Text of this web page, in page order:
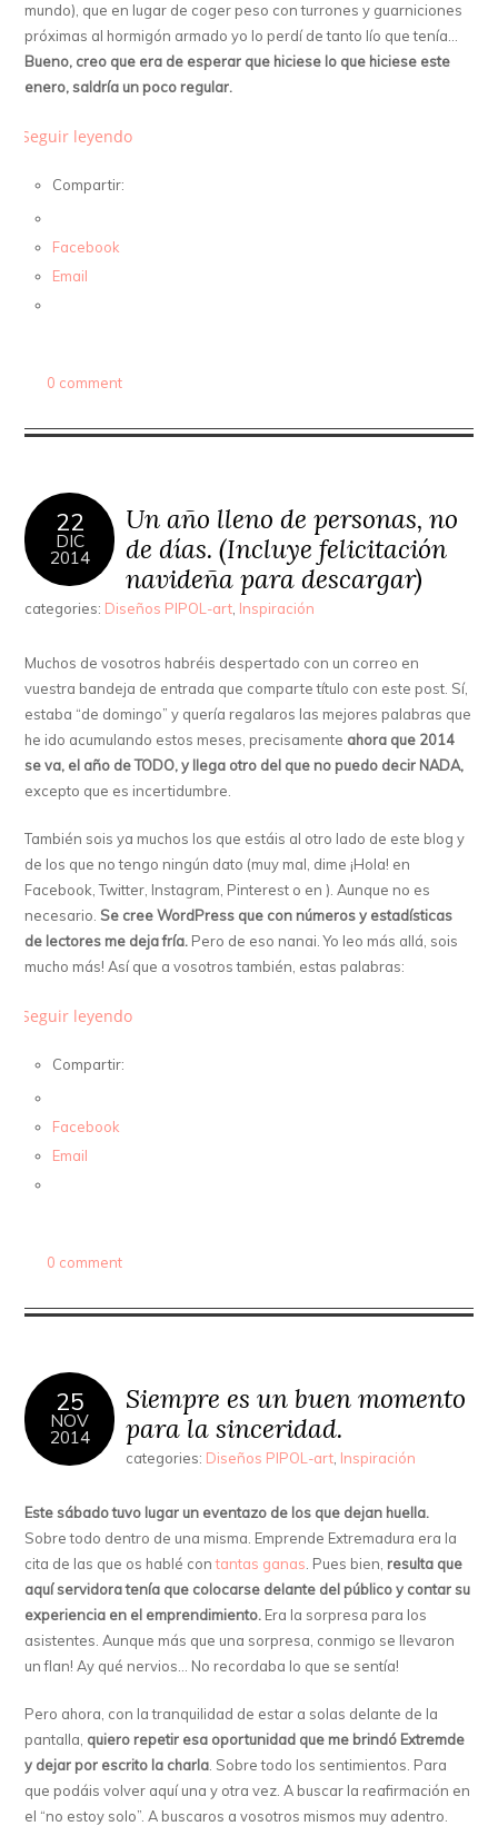
mundo), que en lugar de coger peso con turrones y guarniciones
próximas al hormigón armado yo lo perdí de tanto lío que tenía…
Bueno, creo que era de esperar que hiciese lo que hiciese este
enero, saldría un poco regular.
Seguir leyendo
Compartir:
Facebook
Email
0 comment
22
DIC
2014
Un año lleno de personas, no
de días. (Incluye felicitación
navideña para descargar)
categories: Diseños PIPOL-art Inspiración
Muchos de vosotros habréis despertado con un correo en
vuestra bandeja de entrada que comparte título con este post. Sí,
estaba “de domingo” y quería regalaros las mejores palabras que
he ido acumulando estos meses, precisamente ahora que 2014
se va, el año de TODO, y llega otro del que no puedo decir NADA,
excepto que es incertidumbre.
También sois ya muchos los que estáis al otro lado de este blog y
de los que no tengo ningún dato (muy mal, dime ¡Hola! en
Facebook, Twitter, Instagram, Pinterest o en ). Aunque no es
necesario.Se cree WordPress que con números y estadísticas
de lectores me deja fría. Pero de eso nanai. Yo leo más allá, sois
mucho más! Así que a vosotros también, estas palabras:
Seguir leyendo
Compartir:
Facebook
Email
0 comment
25
NOV
2014
Siempre es un buen momento
para la sinceridad.
categories: Diseños PIPOL-art Inspiración
Este sábado tuvo lugar un eventazo de los que dejan huella.
Sobre todo dentro de una misma. Emprende Extremadura era la
cita de las que os hablé contantas ganas . Pues bien,resulta que
aquí servidora tenía que colocarse delante del público y contar su
experiencia en el emprendimiento. Era la sorpresa para los
asistentes. Aunque más que una sorpresa, conmigo se llevaron
un flan! Ay qué nervios… No recordaba lo que se sentía!
Pero ahora, con la tranquilidad de estar a solas delante de la
pantalla, quiero repetir esa oportunidad que me brindó Extremde
y dejar por escrito la charla . Sobre todo los sentimientos. Para
que podáis volver aquí una y otra vez. A buscar la reafirmación en
el “no estoy solo”. A buscaros a vosotros mismos muy adentro.